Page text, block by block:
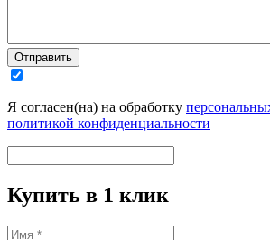
Отправить
Я согласен(на) на обработку
политикой конфиденциальности
Купить в 1 клик